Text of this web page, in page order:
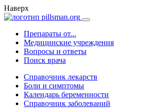
Наверх
Препараты от...
Медицинские учреждения
Вопросы и ответы
Поиск врача
Справочник лекарств
Боли и симптомы
Календарь беременности
Справочник заболеваний